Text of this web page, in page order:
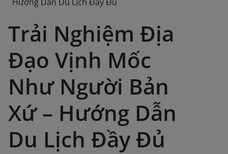
Trải Nghiệm Địa
Đạo Vịnh Mốc
Như Người Bản
Xứ – Hướng Dẫn
Du Lịch Đầy Đủ